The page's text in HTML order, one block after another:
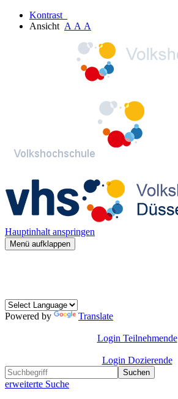
Kontrast
Ansicht A A A
Hauptinhalt anspringen
Menü aufklappen
Powered by Translate
Login Teilnehmende
Login Dozierende
Suchen
erweiterte Suche